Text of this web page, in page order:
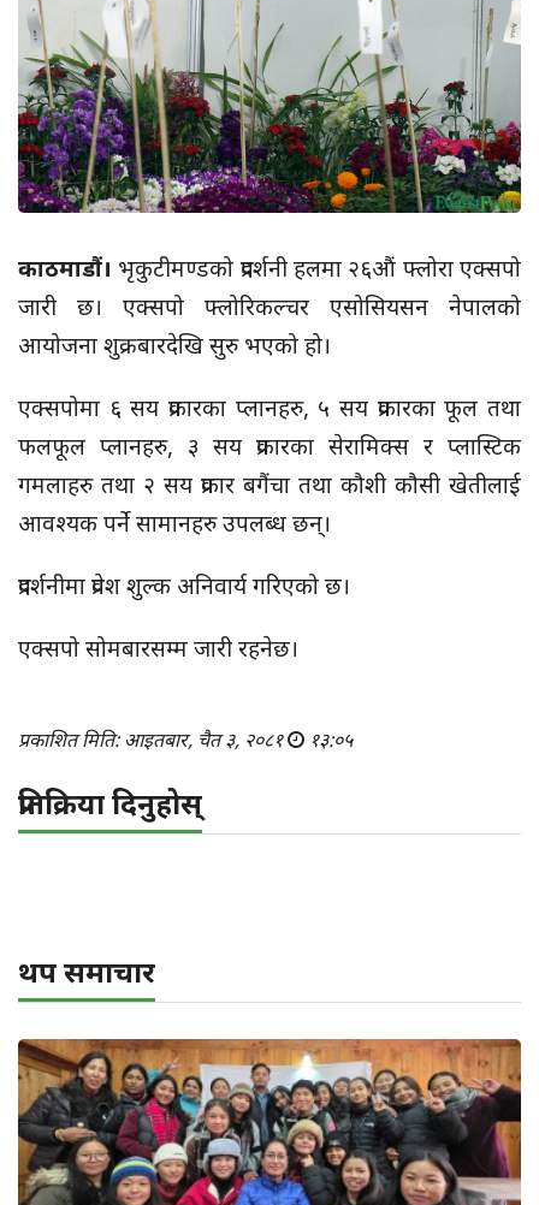
काठमाडौं। भृकुटीमण्डको प्रदर्शनी हलमा २६औं फ्लोरा एक्सपो
जारी छ। एक्सपो फ्लोरिकल्चर एसोसियसन नेपालको
आयोजना शुक्रबारदेखि सुरु भएको हो।
एक्सपोमा ६ सय प्रकारका प्लानहरु, ५ सय प्रकारका फूल तथा
फलफूल प्लानहरु, ३ सय प्रकारका सेरामिक्स र प्लास्टिक
गमलाहरु तथा २ सय प्रकार बगैंचा तथा कौशी कौसी खेतीलाई
आवश्यक पर्ने सामानहरु उपलब्ध छन्।
प्रदर्शनीमा प्रवेश शुल्क अनिवार्य गरिएको छ।
एक्सपो सोमबारसम्म जारी रहनेछ।
प्रकाशित मिति: आइतबार, चैत ३, २०८१ १३:०५
प्रतिक्रिया दिनुहोस्
थप समाचार